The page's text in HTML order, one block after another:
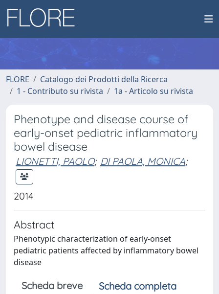
FLORE
Catalogo dei Prodotti della Ricerca
1 - Contributo su rivista
1a - Articolo su rivista
Phenotype and disease course of
early-onset pediatric inflammatory
bowel disease
LIONETTI, PAOLO; DI PAOLA, MONICA;
2014
Abstract
Phenotypic characterization of early-onset
pediatric patients affected by inflammatory bowel
disease
Scheda breve
Scheda completa